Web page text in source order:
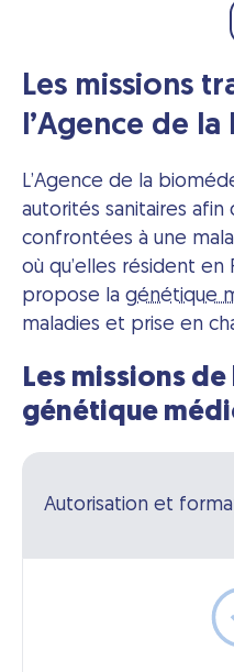
Les missions
l’Agence de
L’Agence de la
autorités sanitaires
confrontées à une
où qu’elles résident en
propose la génétique
maladies et prise en
Les missions de
génétique
Autorisation et